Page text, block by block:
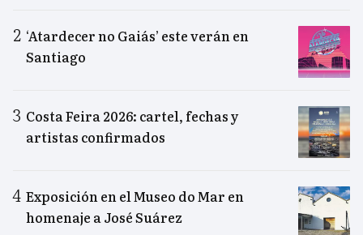
‘Atardecer no Gaiás’ este verán en
Santiago
Costa Feira 2026: cartel, fechas y
artistas confirmados
Exposición en el Museo do Mar en
homenaje a José Suárez